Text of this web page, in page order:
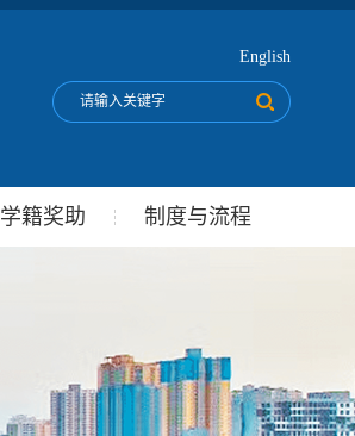
English
学籍奖助 制度与流程